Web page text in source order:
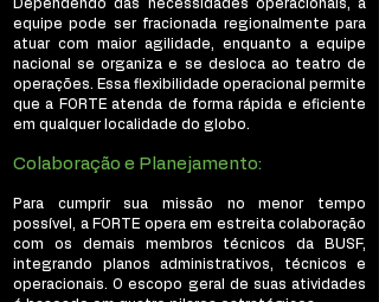
Dependendo das necessidades operacionais, a
equipe pode ser fracionada regionalmente para
atuar com maior agilidade, enquanto a equipe
nacional se organiza e se desloca ao teatro de
operações. Essa flexibilidade operacional permite
que a FORTE atenda de forma rápida e eficiente
em qualquer localidade do globo.
Colaboração e Planejamento:
Para cumprir sua missão no menor tempo
possível, a FORTE opera em estreita colaboração
com os demais membros técnicos da BUSF,
integrando planos administrativos, técnicos e
operacionais. O escopo geral de suas atividades